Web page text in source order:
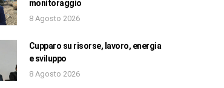
monitoraggio
8 Agosto 2026
Cupparo su risorse, lavoro, energia
e sviluppo
8 Agosto 2026